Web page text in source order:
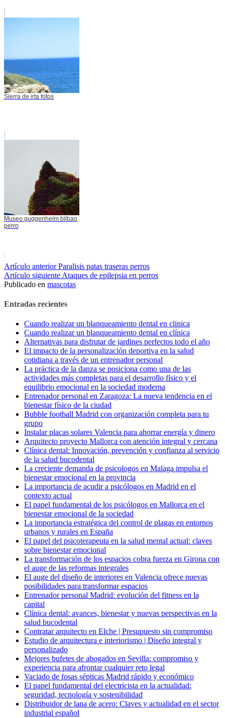
Sierra de irta fotos
Museo guggenheim bilbao
perro
Seguir
leyendo
Artículo anteriorParalisis patas traseras perros
Artículo siguiente Ataques de epilepsia en perros
Publicado en mascotas
Entradas recientes
Cuando realizar un blanqueamiento dental en clinica
Cuando realizar un blanqueamiento dental en clínica
Alternativas para disfrutar de jardines perfectos todo el año
El impacto de la personalización deportiva en la salud
cotidiana a través de un entrenador personal
La práctica de la danza se posiciona como una de las
actividades más completas para el desarrollo físico y el
equilibrio emocional en la sociedad moderna
Entrenador personal en Zaragoza: La nueva tendencia en el
bienestar físico de la ciudad
Bubble football Madrid con organización completa para tu
grupo
Instalar placas solares Valencia para ahorrar energía y dinero
Arquitecto proyecto Mallorca con atención integral y cercana
Clínica dental: Innovación, prevención y confianza al servicio
de la salud bucodental
La creciente demanda de psicologos en Malaga impulsa el
bienestar emocional en la provincia
La importancia de acudir a psicólogos en Madrid en el
contexto actual
El papel fundamental de los psicólogos en Mallorca en el
bienestar emocional de la sociedad
La importancia estratégica del control de plagas en entornos
urbanos y rurales en España
El papel del psicoterapeuta en la salud mental actual: claves
sobre bienestar emocional
La transformación de los espacios cobra fuerza en Girona con
el auge de las reformas integrales
El auge del diseño de interiores en Valencia ofrece nuevas
posibilidades para transformar espacios
Entrenador personal Madrid: evolución del fitness en la
capital
Clínica dental: avances, bienestar y nuevas perspectivas en la
salud bucodental
Contratar arquitecto en Elche | Presupuesto sin compromiso
Estudio de arquitectura e interiorismo | Diseño integral y
personalizado
Mejores bufetes de abogados en Sevilla: compromiso y
experiencia para afrontar cualquier reto legal
Vaciado de fosas sépticas Madrid rápido y económico
El papel fundamental del electricista en la actualidad:
seguridad, tecnología y sostenibilidad
Distribuidor de lana de acero: Claves y actualidad en el sector
industrial español